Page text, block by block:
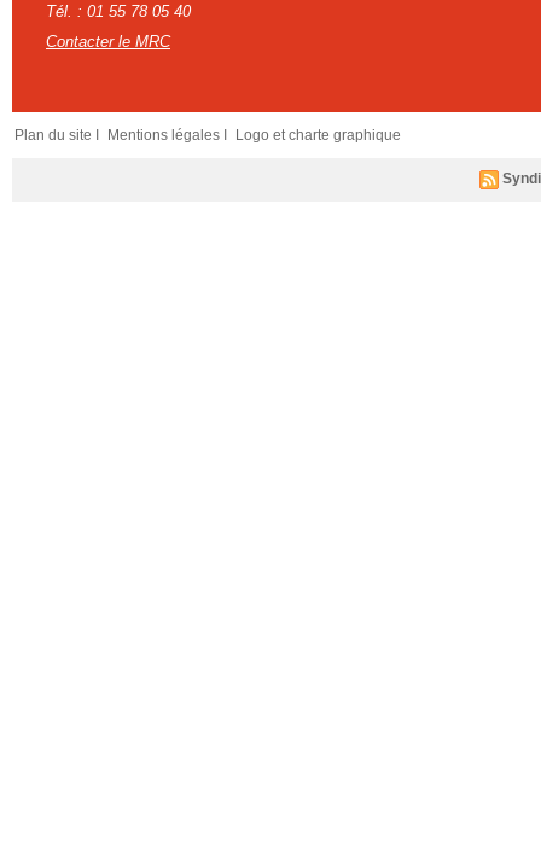
Tél. : 01 55 78 05 40
Contacter le MRC
Plan du site I Mentions légales I Logo et charte graphique